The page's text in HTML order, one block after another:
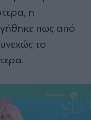
η
πως από
το